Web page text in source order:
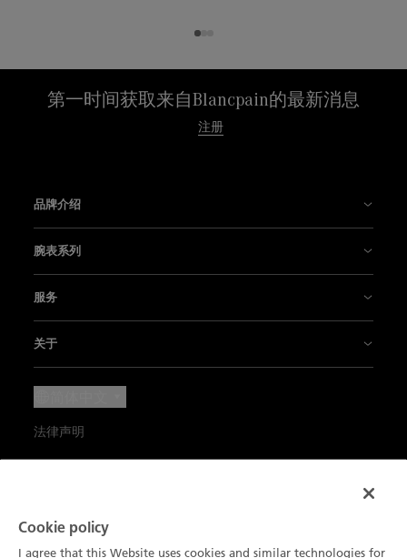
第一时间获取来自Blancpain的最新消息
注册
品牌介绍
宝珀大事记
宝珀制表厂
我们以创新为传统
宝珀与生活艺术
Lettres du Brassus
腕表系列
Air Command空军司令系列
经典系列
Ladybird贝蒂女士系列
产品搜索
服务
销售点
联系我们
预约
产品目录
关于
职业生涯
环境数据
法律声明
Cookie 声明
Cookie policy
I agree that this Website uses cookies and similar technologies for